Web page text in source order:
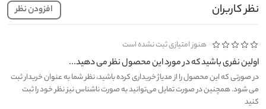
نظر کاربران افزودن نظر
هنوز امتیازی ثبت نشده است
اولین نفری باشید که در مورد این محصول نظر می دهید...
در صورتی که این محصول را از مدیاژ خریداری کرده باشید، نظر شما به عنوان خریدار ثبت
می شود. همچنین در صورت تمایل می‌توانید به صورت ناشناس نیز نظر خود را ثبت
کنید